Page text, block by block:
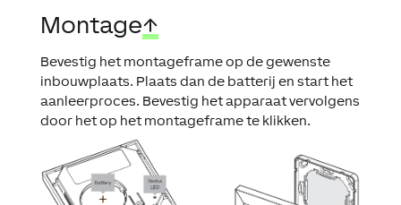
Montage↑
Bevestig het montageframe op de gewenste
inbouwplaats. Plaats dan de batterij en start het
aanleerproces. Bevestig het apparaat vervolgens
door het op het montageframe te klikken.